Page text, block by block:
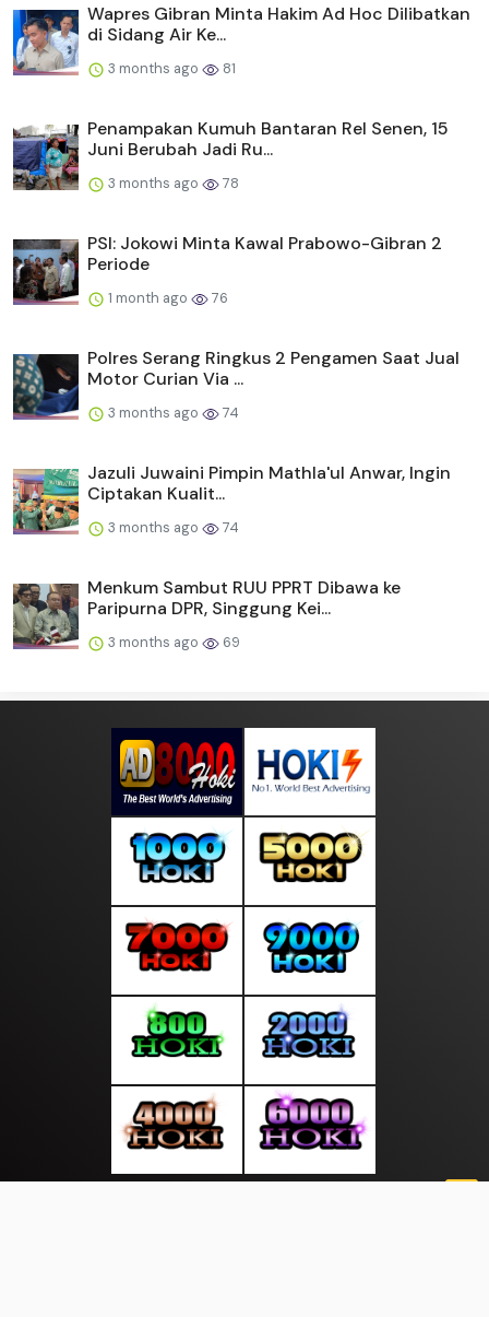
Wapres Gibran Minta Hakim Ad Hoc Dilibatkan
di Sidang Air Ke...
3 months ago 81
Penampakan Kumuh Bantaran Rel Senen, 15
Juni Berubah Jadi Ru...
3 months ago 78
PSI: Jokowi Minta Kawal Prabowo-Gibran 2
Periode
1 month ago 76
Polres Serang Ringkus 2 Pengamen Saat Jual
Motor Curian Via ...
3 months ago 74
Jazuli Juwaini Pimpin Mathla'ul Anwar, Ingin
Ciptakan Kualit...
3 months ago 74
Menkum Sambut RUU PPRT Dibawa ke
Paripurna DPR, Singgung Kei...
3 months ago 69